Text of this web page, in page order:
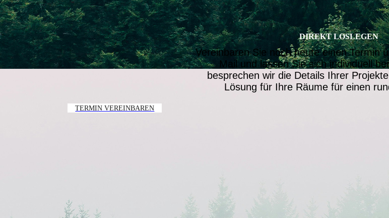
DIREKT LOSLEGEN
Vereinbaren Sie noch heute einen Termin
Mail und lassen Sie sich individuell
besprechen wir die Details Ihrer
Lösung für Ihre Räume für einen
TERMIN VEREINBAREN